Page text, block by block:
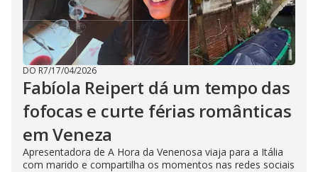
DO R7/17/04/2026
Fabíola Reipert dá um tempo das
fofocas e curte férias românticas
em Veneza
Apresentadora de A Hora da Venenosa viaja para a Itália
com marido e compartilha os momentos nas redes sociais